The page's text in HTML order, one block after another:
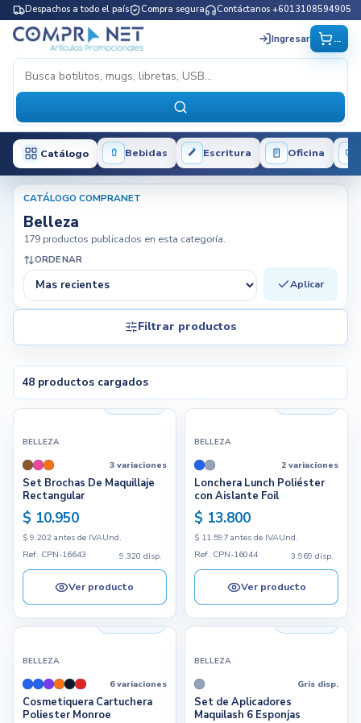
Despachos a todo el país Compra segura Contáctanos +6013108594905
Ingresar ...
Catálogo Bebidas Escritura Oficina
CATÁLOGO COMPRANET
Belleza
179 productos publicados en esta categoría.
ORDENAR
Aplicar
Filtrar productos
CALCULAR PARA
Cargando filtros
48 productos cargados
9.320 disp.
BELLEZA
3 variaciones
Set Brochas De Maquillaje
Rectangular
$ 10.950
$ 9.202 antes de IVAUnd.
Ref. CPN-16643
9.320 disp.
Ver producto
3.969 disp.
BELLEZA
2 variaciones
Lonchera Lunch Poliéster
con Aislante Foil
$ 13.800
$ 11.597 antes de IVAUnd.
Ref. CPN-16044
3.969 disp.
Ver producto
BELLEZA
6 variaciones
Cosmetiquera Cartuchera
Poliester Monroe
BELLEZA
Gris disp.
Set de Aplicadores
Maquilash 6 Esponjas